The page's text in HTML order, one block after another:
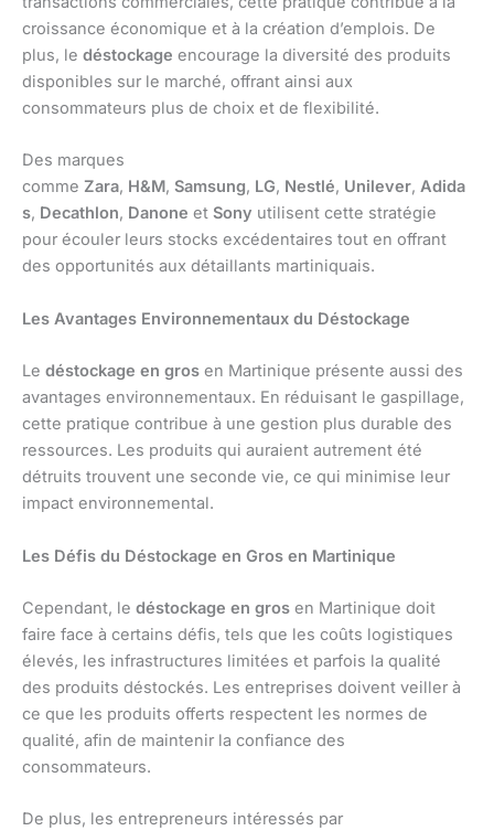
croissance économique et à la création d’emplois. De
plus, le déstockage encourage la diversité des produits
disponibles sur le marché, offrant ainsi aux
consommateurs plus de choix et de flexibilité.
Des marques
comme Zara, H&M, Samsung, LG, Nestlé, Unilever, Adida
s, Decathlon, Danone et Sony utilisent cette stratégie
pour écouler leurs stocks excédentaires tout en offrant
des opportunités aux détaillants martiniquais.
Les Avantages Environnementaux du Déstockage
Le déstockage en gros en Martinique présente aussi des
avantages environnementaux. En réduisant le gaspillage,
cette pratique contribue à une gestion plus durable des
ressources. Les produits qui auraient autrement été
détruits trouvent une seconde vie, ce qui minimise leur
impact environnemental.
Les Défis du Déstockage en Gros en Martinique
Cependant, le déstockage en gros en Martinique doit
faire face à certains défis, tels que les coûts logistiques
élevés, les infrastructures limitées et parfois la qualité
des produits déstockés. Les entreprises doivent veiller à
ce que les produits offerts respectent les normes de
qualité, afin de maintenir la confiance des
consommateurs.
De plus, les entrepreneurs intéressés par